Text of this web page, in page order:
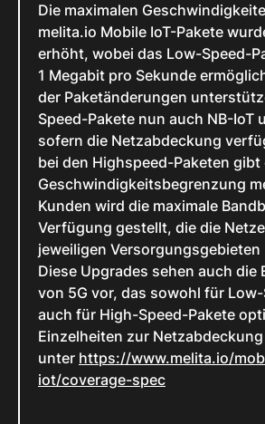
Die maximalen
melita.io Mobile IoT-Pakete
erhöht, wobei das Low-Speed-
1 Megabit pro Sekunde
der Paketänderungen
Speed-Pakete nun auch NB-IoT
sofern die Netzabdeckung
bei den Highspeed-Paketen
Geschwindigkeitsbegrenzung
Kunden wird die maximale
Verfügung gestellt, die die
jeweiligen Versorgungsgebieten
Diese Upgrades sehen auch die
von 5G vor, das sowohl für
auch für High-Speed-Pakete
Einzelheiten zur
unter https://www.melita.io/
iot/coverage-spec